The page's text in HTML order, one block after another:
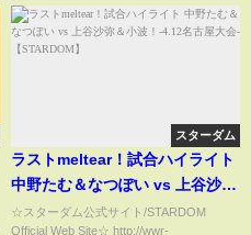
スターダム
ラストmeltear！試合ハイライト
中野たむ＆なつぽい vs 上谷沙弥
＆小波！-4.12名古屋大会-
☆スターダム公式サイト/STARDOM
Official Web Site☆ http://wwr-